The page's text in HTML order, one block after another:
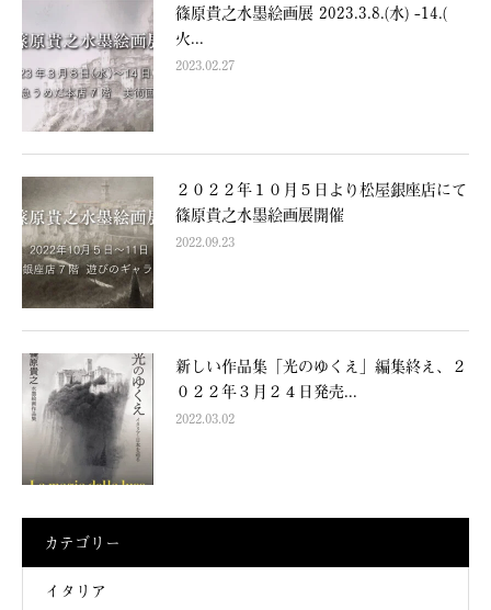
篠原貴之水墨絵画展 2023.3.8.(水) -14.(
火...
2023.02.27
２０２２年１０月５日より松屋銀座店にて
篠原貴之水墨絵画展開催
2022.09.23
新しい作品集「光のゆくえ」編集終え、２
０２２年３月２４日発売...
2022.03.02
カテゴリー
イタリア